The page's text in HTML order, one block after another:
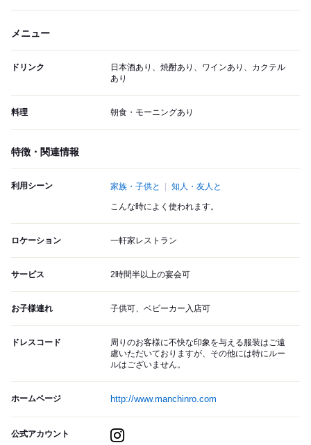
メニュー
ドリンク
日本酒あり、焼酎あり、ワインあり、カクテル
あり
料理 朝食・モーニングあり
特徴・関連情報
利用シーン 家族・子供と 知人・友人と
こんな時によく使われます。
ロケーション 一軒家レストラン
サービス 2時間半以上の宴会可
お子様連れ 子供可、ベビーカー入店可
ドレスコード
周りのお客様に不快な印象を与える服装はご遠
慮いただいておりますが、その他には特にルー
ルはございません。
ホームページ http://www.manchinro.com
公式アカウント